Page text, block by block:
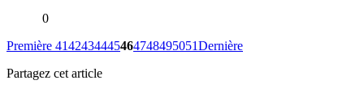
0
Première 4142434445464748495051Dernière
Partagez cet article